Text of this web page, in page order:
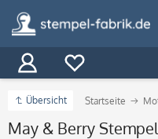
Übersicht Startseite
May & Berry